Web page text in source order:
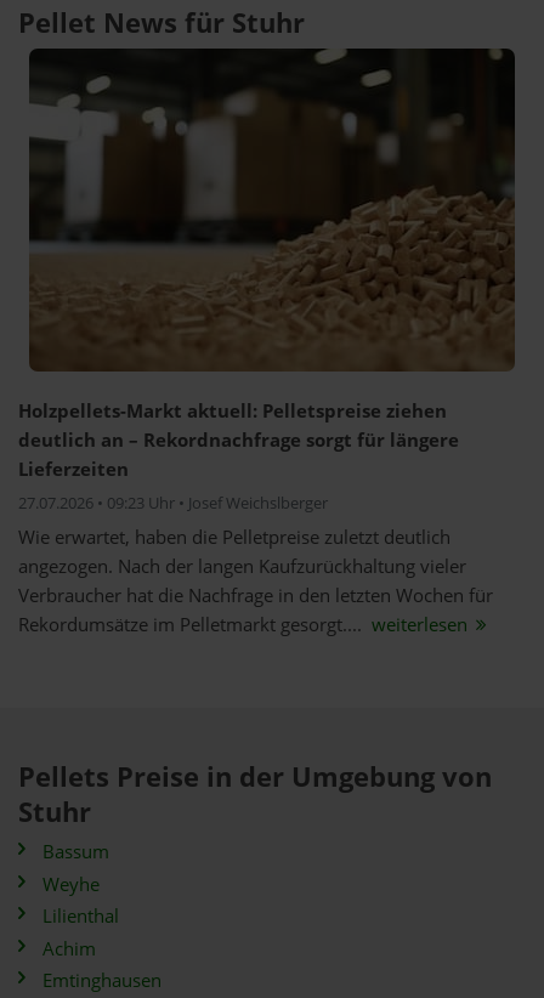
Pellet News für Stuhr
Holzpellets-Markt aktuell: Pelletspreise ziehen
deutlich an – Rekordnachfrage sorgt für längere
Lieferzeiten
27.07.2026 • 09:23 Uhr • Josef Weichslberger
Wie erwartet, haben die Pelletpreise zuletzt deutlich
angezogen. Nach der langen Kaufzurückhaltung vieler
Verbraucher hat die Nachfrage in den letzten Wochen für
Rekordumsätze im Pelletmarkt gesorgt.... weiterlesen
Pellets Preise in der Umgebung von
Stuhr
Bassum
Weyhe
Lilienthal
Achim
Emtinghausen